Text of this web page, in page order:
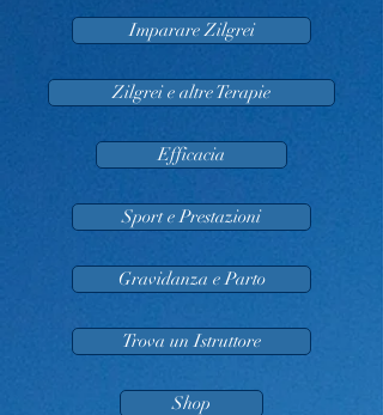
Imparare Zilgrei
Zilgrei e altre Terapie
Efficacia
Sport e Prestazioni
Gravidanza e Parto
Trova un Istruttore
Shop